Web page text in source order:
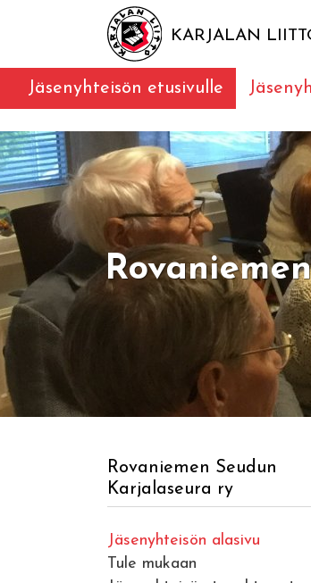
KARJALAN
Jäsenyhteisön etusivulle
Rovaniemen Seudun
Karjalaseura ry
Jäsenyhteisön alasivu
Tule mukaan